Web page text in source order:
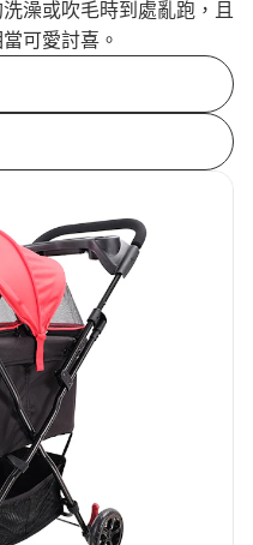
澡或吹毛時到處亂跑，且
可愛討喜。